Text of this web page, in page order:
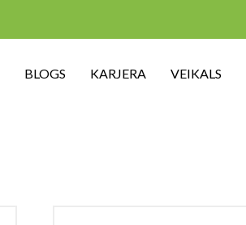
BLOGS KARJERA VEIKALS